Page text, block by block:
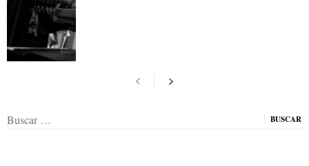
Buscar: